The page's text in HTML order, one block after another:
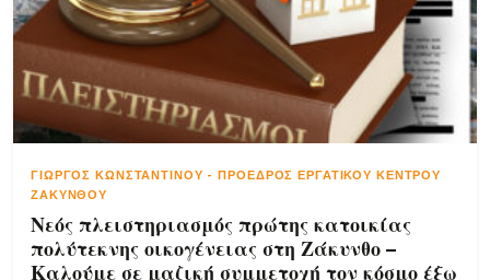
ΓΙΏΡΓΟΣ ΚΩΝΣΤΑΝΤΊΝΟΥ -ΠΡΌΕΔΡΟΣ ΕΡΓΑΤΙΚΟΎ ΚΈΝΤΡΟΥ
ΖΑΚΎΝΘΟΥ
Νεός πλειστηριασμός πρώτης κατοικίας
πολύτεκνης οικογένειας στη Ζάκυνθο –
Καλούμε σε μαζική συμμετοχή τον κόσμο έξω